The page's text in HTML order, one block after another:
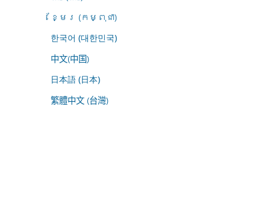
ខ្មែរ (កម្ពុជា)
한국어 (대한민국)
中文(中国)
日本語 (日本)
繁體中文 (台灣)